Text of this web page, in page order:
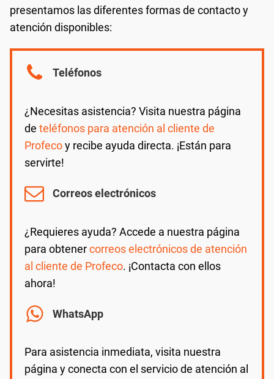
presentamos las diferentes formas de contacto y
atención disponibles:
Teléfonos
¿Necesitas asistencia? Visita nuestra página
de teléfonos para atención al cliente de
Profecoy recibe ayuda directa. ¡Están para
servirte!
Correos electrónicos
¿Requieres ayuda? Accede a nuestra página
para obtenercorreos electrónicos de atención
al cliente de Profeco. ¡Contacta con ellos
ahora!
WhatsApp
Para asistencia inmediata, visita nuestra
página y conecta con el servicio de atención al